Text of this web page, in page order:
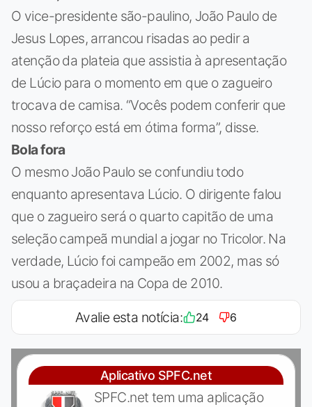
O vice-presidente são-paulino, João Paulo de
Jesus Lopes, arrancou risadas ao pedir a
atenção da plateia que assistia à apresentação
de Lúcio para o momento em que o zagueiro
trocava de camisa. “Vocês podem conferir que
nosso reforço está em ótima forma”, disse.
Bola fora
O mesmo João Paulo se confundiu todo
enquanto apresentava Lúcio. O dirigente falou
que o zagueiro será o quarto capitão de uma
seleção campeã mundial a jogar no Tricolor. Na
verdade, Lúcio foi campeão em 2002, mas só
usou a braçadeira na Copa de 2010.
Avalie esta notícia: 24 6
Aplicativo SPFC.net
SPFC.net tem uma aplicação